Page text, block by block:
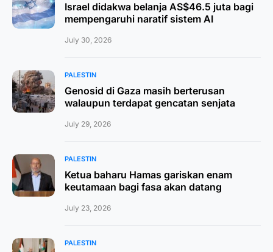
Israel didakwa belanja AS$46.5 juta bagi
mempengaruhi naratif sistem AI
July 30, 2026
PALESTIN
Genosid di Gaza masih berterusan
walaupun terdapat gencatan senjata
July 29, 2026
PALESTIN
Ketua baharu Hamas gariskan enam
keutamaan bagi fasa akan datang
July 23, 2026
PALESTIN